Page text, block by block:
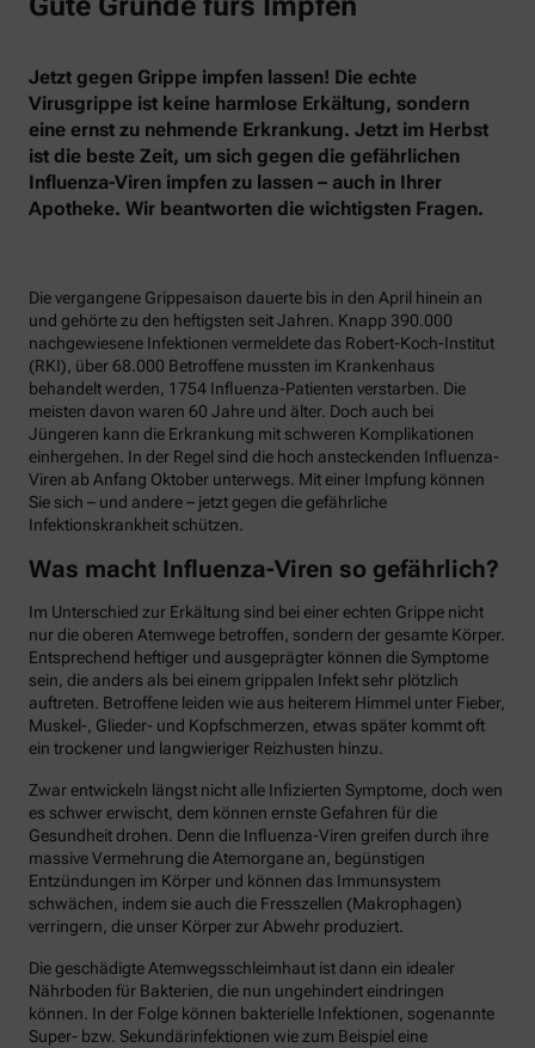
Jetzt gegen Grippe impfen lassen! Die echte
Virusgrippe ist keine harmlose Erkältung, sondern
eine ernst zu nehmende Erkrankung. Jetzt im Herbst
ist die beste Zeit, um sich gegen die gefährlichen
Influenza-Viren impfen zu lassen – auch in Ihrer
Apotheke. Wir beantworten die wichtigsten Fragen.
Die vergangene Grippesaison dauerte bis in den April hinein an
und gehörte zu den heftigsten seit Jahren. Knapp 390.000
nachgewiesene Infektionen vermeldete das Robert-Koch-Institut
(RKI), über 68.000 Betroffene mussten im Krankenhaus
behandelt werden, 1754 Influenza-Patienten verstarben. Die
meisten davon waren 60 Jahre und älter. Doch auch bei
Jüngeren kann die Erkrankung mit schweren Komplikationen
einhergehen. In der Regel sind die hoch ansteckenden Influenza-
Viren ab Anfang Oktober unterwegs. Mit einer Impfung können
Sie sich – und andere – jetzt gegen die gefährliche
Infektionskrankheit schützen.
Was macht Influenza-Viren so gefährlich?
Im Unterschied zur Erkältung sind bei einer echten Grippe nicht
nur die oberen Atemwege betroffen, sondern der gesamte Körper.
Entsprechend heftiger und ausgeprägter können die Symptome
sein, die anders als bei einem grippalen Infekt sehr plötzlich
auftreten. Betroffene leiden wie aus heiterem Himmel unter Fieber,
Muskel-, Glieder- und Kopfschmerzen, etwas später kommt oft
ein trockener und langwieriger Reizhusten hinzu.
Zwar entwickeln längst nicht alle Infizierten Symptome, doch wen
es schwer erwischt, dem können ernste Gefahren für die
Gesundheit drohen. Denn die Influenza-Viren greifen durch ihre
massive Vermehrung die Atemorgane an, begünstigen
Entzündungen im Körper und können das Immunsystem
schwächen, indem sie auch die Fresszellen (Makrophagen)
verringern, die unser Körper zur Abwehr produziert.
Die geschädigte Atemwegsschleimhaut ist dann ein idealer
Nährboden für Bakterien, die nun ungehindert eindringen
können. In der Folge können bakterielle Infektionen, sogenannte
Super- bzw. Sekundärinfektionen wie zum Beispiel eine